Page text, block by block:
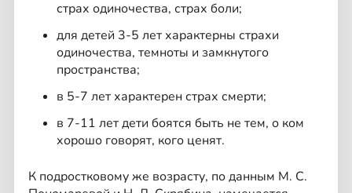
страх одиночества, страх боли;
для детей 3-5 лет характерны страхи
одиночества, темноты и замкнутого
пространства;
в 5-7 лет характерен страх смерти;
в 7-11 лет дети боятся быть не тем, о ком
хорошо говорят, кого ценят.
К подростковому же возрасту, по данным М. С.